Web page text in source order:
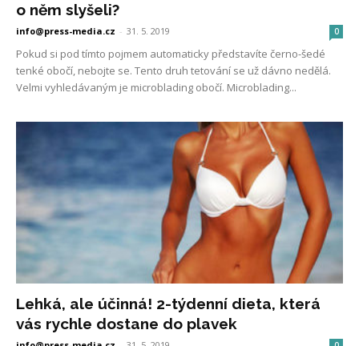
o něm slyšeli?
info@press-media.cz - 31. 5. 2019 0
Pokud si pod tímto pojmem automaticky představíte černo-šedé
tenké obočí, nebojte se. Tento druh tetování se už dávno nedělá.
Velmi vyhledávaným je microblading obočí. Microblading...
Lehká, ale účinná! 2-týdenní dieta, která
vás rychle dostane do plavek